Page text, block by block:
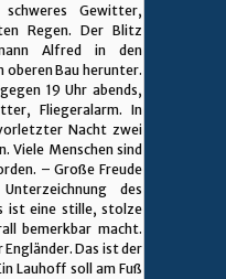
Gewitter,
Regen. Der Blitz
Alfred in den
oberen Bau herunter.
19 Uhr abends,
Fliegeralarm. In
Nacht zwei
Viele Menschen sind
– Große Freude
des
ist eine stille, stolze
bemerkbar macht.
Das ist der
Lauhoff soll am Fuß